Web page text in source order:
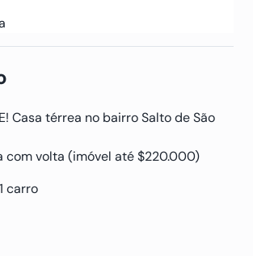
Casa térrea no bairro Salto de São
com volta (imóvel até $220.000)
carro